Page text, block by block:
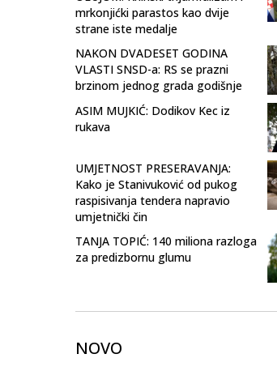
mrkonjićki parastos kao dvije
strane iste medalje
NAKON DVADESET GODINA
VLASTI SNSD-a: RS se prazni
brzinom jednog grada godišnje
ASIM MUJKIĆ: Dodikov Kec iz
rukava
UMJETNOST PRESERAVANJA:
Kako je Stanivuković od pukog
raspisivanja tendera napravio
umjetnički čin
TANJA TOPIĆ: 140 miliona razloga
za predizbornu glumu
NOVO